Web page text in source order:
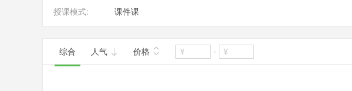
授课模式: 课件课
综合 人气 价格 -